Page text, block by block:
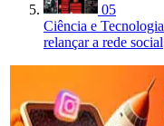
05
Ciência e Tecnologia
relançar a rede social